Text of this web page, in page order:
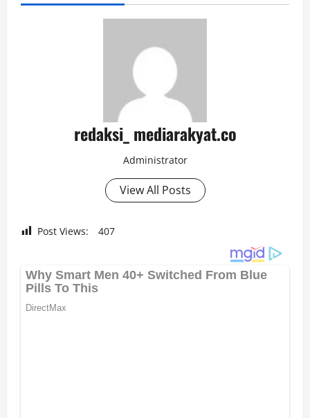
redaksi_ mediarakyat.co
Administrator
View All Posts
Post Views: 407